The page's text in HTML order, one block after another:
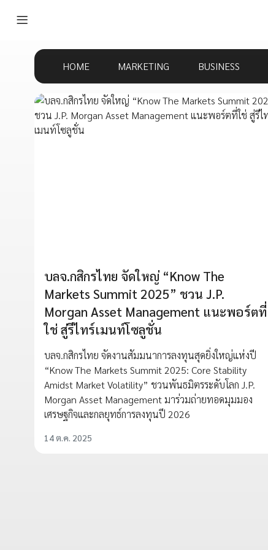
HOME MARKETING BUSINESS
บลจ.กสิกรไทย จัดใหญ่ “Know The
Markets Summit 2025” ชวน J.P.
Morgan Asset Management แนะพอร์ตที่
ใช่ สู่รีไทร์เมนท์โซลูชั่น
บลจ.กสิกรไทย จัดงานสัมมนาการลงทุนสุดยิ่งใหญ่แห่งปี
“Know The Markets Summit 2025: Core Stability
Amidst Market Volatility” ชวนพันธมิตรระดับโลก J.P.
Morgan Asset Management มาร่วมถ่ายทอดมุมมอง
เศรษฐกิจและกลยุทธ์การลงทุนปี 2026
14 ต.ค. 2025